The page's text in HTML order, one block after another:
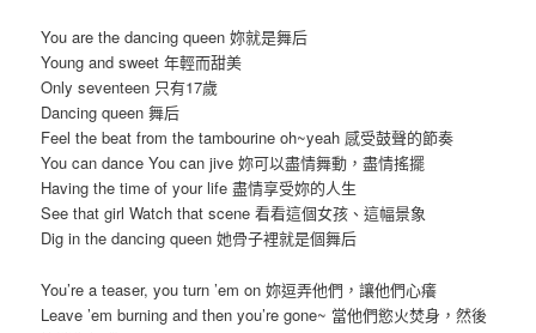
You are the dancing queen 妳就是舞后
Young and sweet 年輕而甜美
Only seventeen 只有17歲
Dancing queen 舞后
Feel the beat from the tambourine oh~yeah 感受鼓聲的節奏
You can dance You can jive 妳可以盡情舞動，盡情搖擺
Having the time of your life 盡情享受妳的人生
See that girl Watch that scene 看看這個女孩、這幅景象
Dig in the dancing queen 她骨子裡就是個舞后
You’re a teaser, you turn ’em on 妳逗弄他們，讓他們心癢
Leave ’em burning and then you’re gone~ 當他們慾火焚身，然後